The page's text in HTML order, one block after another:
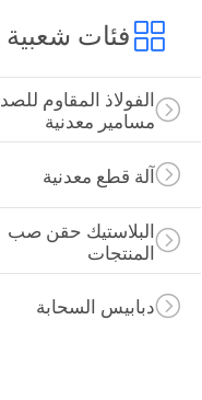
عنا
جولة
في
المعمل
مراقبة
الجودة
فئات شعبية
الفولاذ المقاوم للصدأ
مسامير معدنية
آلة قطع معدنية
البلاستيك حقن صب
المنتجات
دبابيس السحابة